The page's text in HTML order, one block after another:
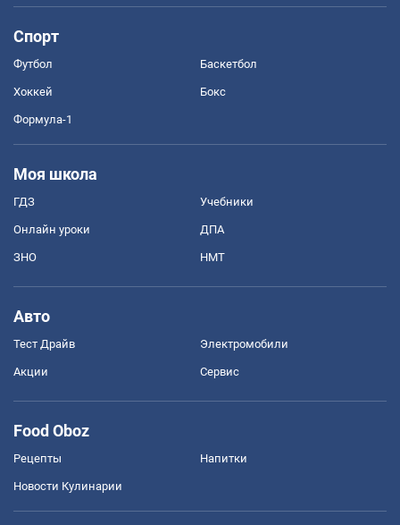
Спорт
Футбол Баскетбол
Хоккей Бокс
Формула-1
Моя школа
ГДЗ Учебники
Онлайн уроки ДПА
ЗНО НМТ
Авто
Тест Драйв Электромобили
Акции Сервис
Food Oboz
Рецепты Напитки
Новости Кулинарии